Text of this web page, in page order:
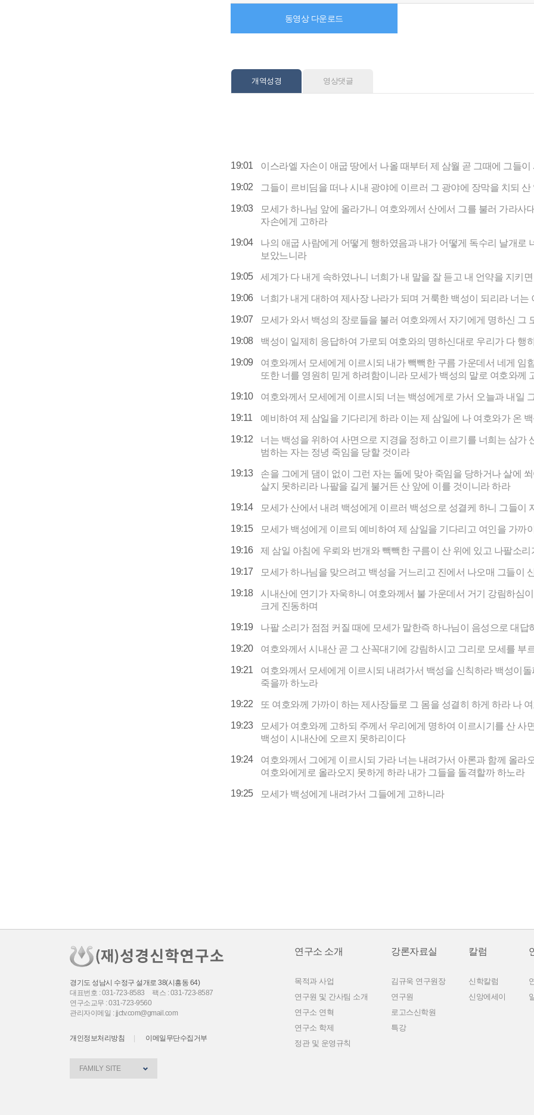
동영상 다운로드
개역성경 영상댓글
19:01 이스라엘 자손이 애굽 땅에서 나올 때부터 제 삼월 곧 그때에 그들
19:02 그들이 르비딤을 떠나 시내 광야에 이르러 그 광야에 장막을 치되
19:03
모세가 하나님 앞에 올라가니 여호와께서 산에서 그를 불러 가라사
자손에게 고하라
19:04
나의 애굽 사람에게 어떻게 행하였음과 내가 어떻게 독수리 날개로
보았느니라
19:05 세계가 다 내게 속하였나니 너희가 내 말을 잘 듣고 내 언약을 지키
19:06 너희가 내게 대하여 제사장 나라가 되며 거룩한 백성이 되리라 너
19:07 모세가 와서 백성의 장로들을 불러 여호와께서 자기에게 명하신 그
19:08 백성이 일제히 응답하여 가로되 여호와의 명하신대로 우리가 다 행
19:09
여호와께서 모세에게 이르시되 내가 빽빽한 구름 가운데서 네게 임
또한 너를 영원히 믿게 하려함이니라 모세가 백성의 말로 여호와께
19:10 여호와께서 모세에게 이르시되 너는 백성에게로 가서 오늘과 내일
19:11 예비하여 제 삼일을 기다리게 하라 이는 제 삼일에 나 여호와가 온
19:12
너는 백성을 위하여 사면으로 지경을 정하고 이르기를 너희는 삼가
범하는 자는 정녕 죽임을 당할 것이라
19:13
손을 그에게 댐이 없이 그런 자는 돌에 맞아 죽임을 당하거나 살에
살지 못하리라 나팔을 길게 불거든 산 앞에 이를 것이니라 하라
19:14 모세가 산에서 내려 백성에게 이르러 백성으로 성결케 하니 그들이
19:15 모세가 백성에게 이르되 예비하여 제 삼일을 기다리고 여인을 가까
19:16 제 삼일 아침에 우뢰와 번개와 빽빽한 구름이 산 위에 있고 나팔소
19:17 모세가 하나님을 맞으려고 백성을 거느리고 진에서 나오매 그들이
19:18
시내산에 연기가 자욱하니 여호와께서 불 가운데서 거기 강림하심
크게 진동하며
19:19 나팔 소리가 점점 커질 때에 모세가 말한즉 하나님이 음성으로 대답
19:20 여호와께서 시내산 곧 그 산꼭대기에 강림하시고 그리로 모세를 부
19:21
여호와께서 모세에게 이르시되 내려가서 백성을 신칙하라 백성이
죽을까 하노라
19:22 또 여호와께 가까이 하는 제사장들로 그 몸을 성결히 하게 하라 나
19:23
모세가 여호와께 고하되 주께서 우리에게 명하여 이르시기를 산 사
백성이 시내산에 오르지 못하리이다
19:24
여호와께서 그에게 이르시되 가라 너는 내려가서 아론과 함께 올라
여호와에게로 올라오지 못하게 하라 내가 그들을 돌격할까 하노라
19:25 모세가 백성에게 내려가서 그들에게 고하니라
경기도 성남시 수정구 설개로 38(시흥동 64)
대표번호 : 031-723-8583
팩스 : 031-723-8587
연구소교무 : 031-723-9560
관리자이메일 : jjctv.com@gmail.com
개인정보처리방침 이메일무단수집거부
연구소 소개
목적과 사업
연구원 및 간사팀 소개
연구소 연혁
연구소 학제
정관 및 운영규칙
강론자료실
김규욱 연구원장
연구원
로고스신학원
특강
칼럼
신학칼럼
신앙에세이